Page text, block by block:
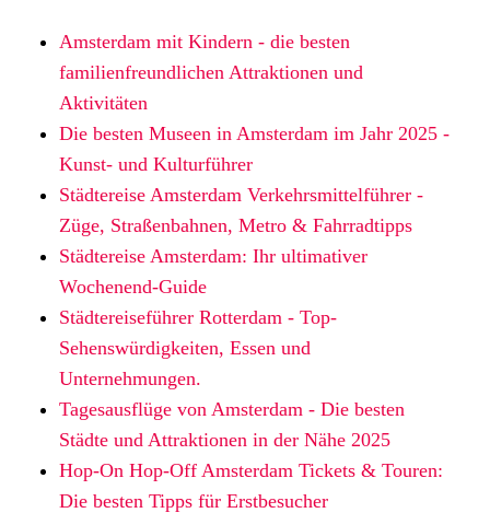
Amsterdam mit Kindern - die besten
familienfreundlichen Attraktionen und
Aktivitäten
Die besten Museen in Amsterdam im Jahr 2025 -
Kunst- und Kulturführer
Städtereise Amsterdam Verkehrsmittelführer -
Züge, Straßenbahnen, Metro & Fahrradtipps
Städtereise Amsterdam: Ihr ultimativer
Wochenend-Guide
Städtereiseführer Rotterdam - Top-
Sehenswürdigkeiten, Essen und
Unternehmungen.
Tagesausflüge von Amsterdam - Die besten
Städte und Attraktionen in der Nähe 2025
Hop-On Hop-Off Amsterdam Tickets & Touren:
Die besten Tipps für Erstbesucher